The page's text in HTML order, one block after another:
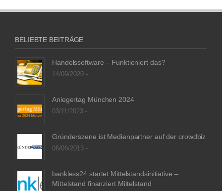
BELIEBTE BEITRÄGE
Handelssoftware – Funktioniert das?
14/09/2020 -
Anlegertag München 2024
03/11/2023 -
Gründerszene ist Medienpartner auf der crowdbiz
06/06/2013 -
bankless24 startet Mittelstandsinitiative –
Mittelstand finanziert Mittelstand